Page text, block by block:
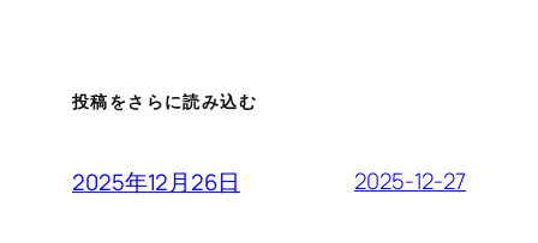
投稿をさらに読み込む
2025年12月26日 2025-12-27